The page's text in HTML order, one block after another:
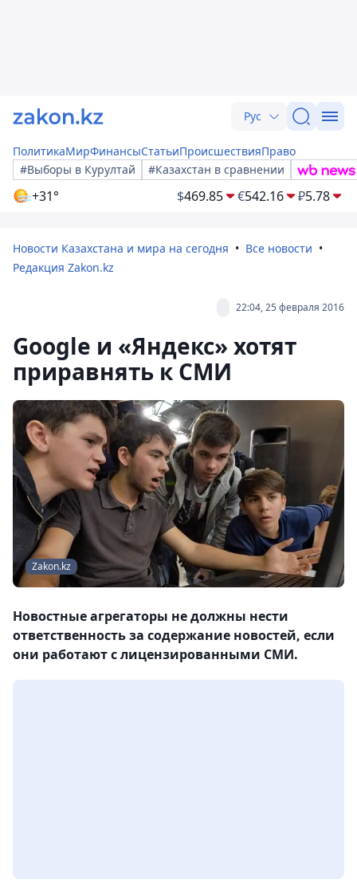
Рус
ПолитикаМирФинансыСтатьиПроисшествияПраво
#Выборы в Курултай
#Казахстан в сравнении
+31° $469.85 €542.16 ₽5.78
Новости Казахстана и мира на сегодня
Все новости
Редакция Zakon.kz
22:04, 25 февраля 2016
Google и «Яндекс» хотят
приравнять к СМИ
Zakon.kz
Новостные агрегаторы не должны нести
ответственность за содержание новостей, если
они работают с лицензированными СМИ.